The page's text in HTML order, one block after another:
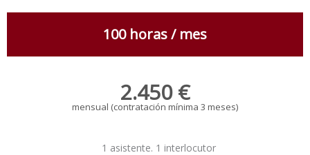
100 horas / mes
2.450 €
mensual (contratación mínima 3 meses)
1 asistente. 1 interlocutor